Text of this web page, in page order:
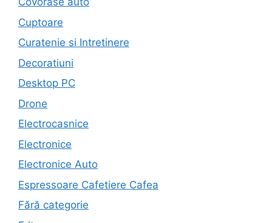
Cuptoare
Curatenie si Intretinere
Decoratiuni
Desktop PC
Drone
Electrocasnice
Electronice
Electronice Auto
Espressoare Cafetiere Cafea
Fără categorie